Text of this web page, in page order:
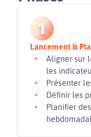
1
Lancement &
Aligner sur
les
Présenter
Définir les
Planifier